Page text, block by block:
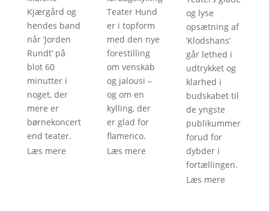
Kjærgård og
hendes band
når ’Jorden
Rundt’ på
blot 60
minutter i
noget, der
mere er
børnekoncert
end teater.
Læs mere
Teater Hund
er i topform
med den nye
forestilling
om venskab
og jalousi –
og om en
kylling, der
er glad for
flamenco.
Læs mere
og lyse
opsætning af
’Klodshans’
går lethed i
udtrykket og
klarhed i
budskabet til
de yngste
publikummer
forud for
dybder i
fortællingen.
Læs mere